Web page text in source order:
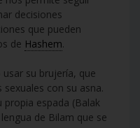
decisiones
que pueden
de Hashem.
su brujería, que
con su asna.
espada (Balak
de Bilam que se